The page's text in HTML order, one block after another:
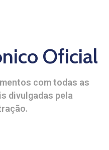
Oficial
com todas as
divulgadas pela